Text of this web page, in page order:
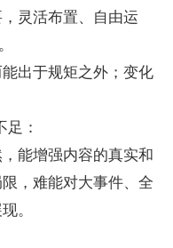
灵活布置、自由运
出于规矩之外；变化
：
能增强内容的真实和
，难能对大事件、全
。